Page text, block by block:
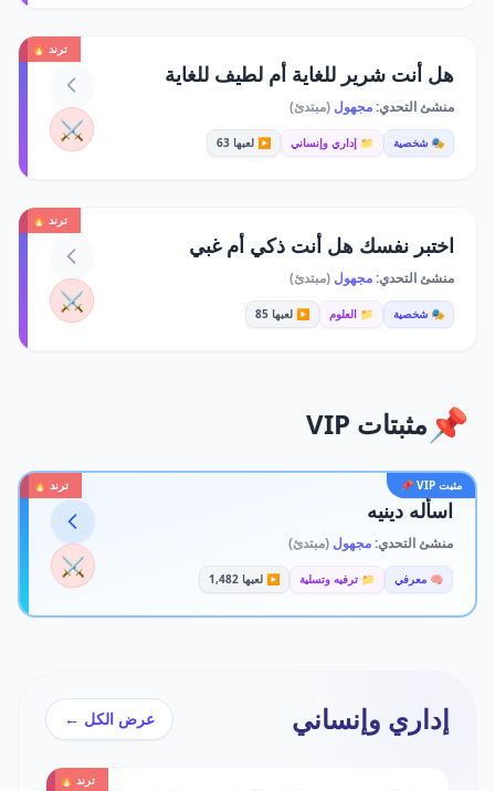
ترند 🔥
هل أنت شرير للغاية أم لطيف للغاية
منشئ التحدي:مجهول (مبتدئ)
🎭 شخصية 📁 إداري وإنساني ▶️ لعبها 63 ⚔️
ترند 🔥
اختبر نفسك هل أنت ذكي أم غبي
منشئ التحدي:مجهول (مبتدئ)
🎭 شخصية 📁 العلوم ▶️ لعبها 85 ⚔️
📌 مثبتات VIP
مثبت VIP 📌 ترند 🔥
اسأله دينيه
منشئ التحدي:مجهول (مبتدئ)
🧠 معرفي 📁 ترفيه وتسلية ▶️ لعبها 1,482 ⚔️
إداري وإنساني عرض الكل ←
ترند 🔥